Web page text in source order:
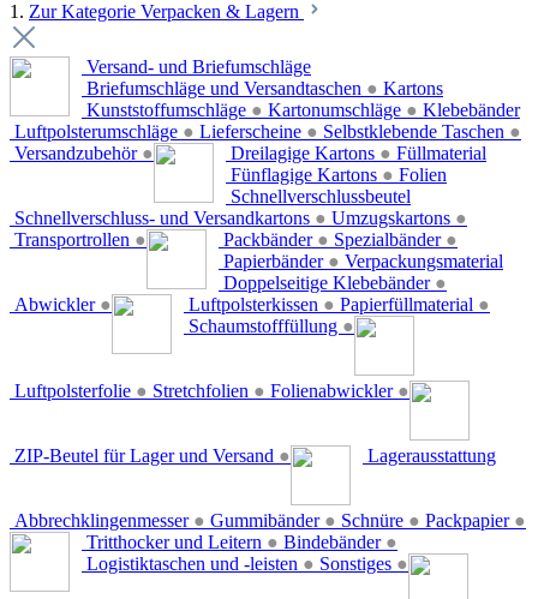
1. Zur Kategorie Verpacken & Lagern
Versand- und Briefumschläge
Briefumschläge und Versandtaschen ●
Kunststoffumschläge ● Kartonumschläge ●
Luftpolsterumschläge ● Lieferscheine ● Selbstklebende Taschen ●
Versandzubehör ●
Kartons
Dreilagige Kartons ●
Fünflagige Kartons ●
Schnellverschluss- und Versandkartons ● Umzugskartons ●
Transportrollen ●
Klebebänder
Packbänder ● Spezialbänder ●
Papierbänder ●
Doppelseitige Klebebänder ●
Abwickler ●
Füllmaterial
Luftpolsterkissen ● Papierfüllmaterial ●
Schaumstofffüllung ●
Folien
Luftpolsterfolie ● Stretchfolien ● Folienabwickler ●
Schnellverschlussbeutel
ZIP-Beutel für Lager und Versand ●
Verpackungsmaterial
Abbrechklingenmesser ● Gummibänder ● Schnüre ● Packpapier ●
Lagerausstattung
Tritthocker und Leitern ● Bindebänder ●
Logistiktaschen und -leisten ● Sonstiges ●